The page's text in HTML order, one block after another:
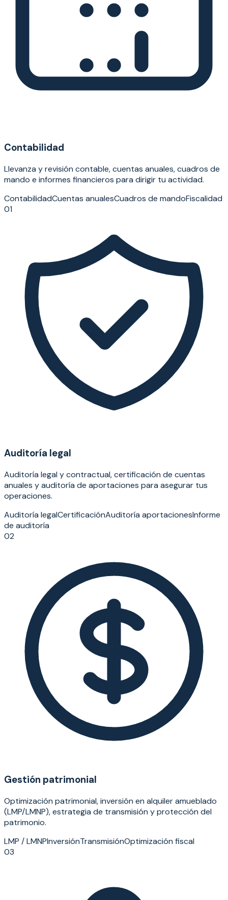
Contabilidad
Llevanza y revisión contable, cuentas anuales, cuadros de
mando e informes financieros para dirigir tu actividad.
ContabilidadCuentas anualesCuadros de mandoFiscalidad
01
Auditoría legal
Auditoría legal y contractual, certificación de cuentas
anuales y auditoría de aportaciones para asegurar tus
operaciones.
Auditoría legalCertificaciónAuditoría aportacionesInforme
de auditoría
02
Gestión patrimonial
Optimización patrimonial, inversión en alquiler amueblado
(LMP/LMNP), estrategia de transmisión y protección del
patrimonio.
LMP / LMNPInversiónTransmisiónOptimización fiscal
03